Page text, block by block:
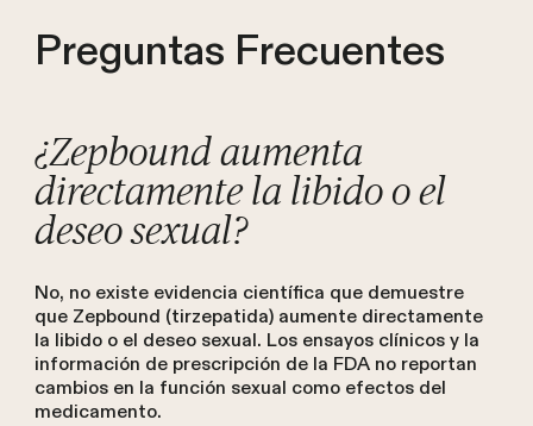
Preguntas Frecuentes
¿Zepbound aumenta
directamente la libido o el
deseo sexual?
No, no existe evidencia científica que demuestre
que Zepbound (tirzepatida) aumente directamente
la libido o el deseo sexual. Los ensayos clínicos y la
información de prescripción de la FDA no reportan
cambios en la función sexual como efectos del
medicamento.